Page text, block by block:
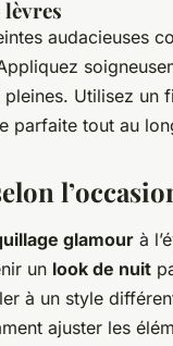
audacieuses
Utilisez un
parfaite tout au
glamour à
un look de nuit
à un style
ajuster les